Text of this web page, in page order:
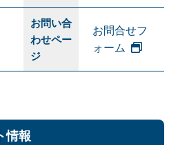
お問い合
わせペー
ジ
お問合せフ
ォーム
情報